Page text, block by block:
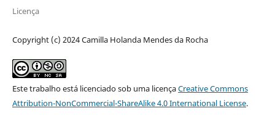
Licença
Copyright (c) 2024 Camilla Holanda Mendes da Rocha
Este trabalho está licenciado sob uma licençaCreative Commons
Attribution-NonCommercial-ShareAlike 4.0 International License.